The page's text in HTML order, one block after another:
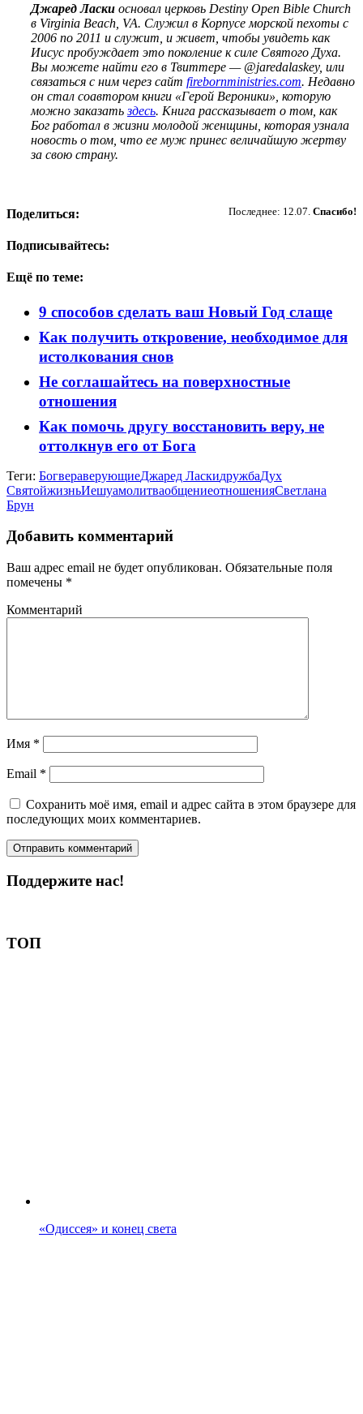
Джаред Ласки основал церковь Destiny Open Bible Сhurch
в Virginia Beach, VA. Служил в Корпусе морской пехоты с
2006 по 2011 и служит, и живет, чтобы увидеть как
Иисус пробуждает это поколение к силе Святого Духа.
Вы можете найти его в Твиттере — @jaredalaskey, или
связаться с ним через сайт firebornministries.com. Недавно
он стал соавтором книги «Герой Вероники», которую
можно заказатьздесь. Книга рассказывает о том, как
Бог работал в жизни молодой женщины, которая узнала
новость о том, что ее муж принес величайшую жертву
за свою страну.
Последнее: 12.07. Спасибо!
Поделиться:
Подписывайтесь:
Ещё по теме:
9 способов сделать ваш Новый Год слаще
Как получить откровение, необходимое для
истолкования снов
Не соглашайтесь на поверхностные
отношения
Как помочь другу восстановить веру, не
оттолкнув его от Бога
Теги: БогвераверующиеДжаред ЛаскидружбаДух
СвятойжизньИешуамолитваобщениеотношенияСветлана
Брун
Добавить комментарий
Ваш адрес email не будет опубликован. Обязательные поля
помечены *
Комментарий
Имя *
Email *
Сохранить моё имя, email и адрес сайта в этом браузере для
последующих моих комментариев.
Поддержите нас!
ТОП
«Одиссея» и конец света